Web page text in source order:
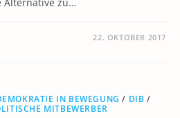
22. OKTOBER 2017
IN BEWEGUNG / DIB /
MITBEWERBER